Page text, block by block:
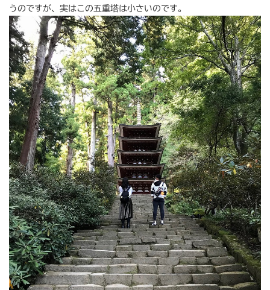
うのですが、実はこの五重塔は小さいのです。